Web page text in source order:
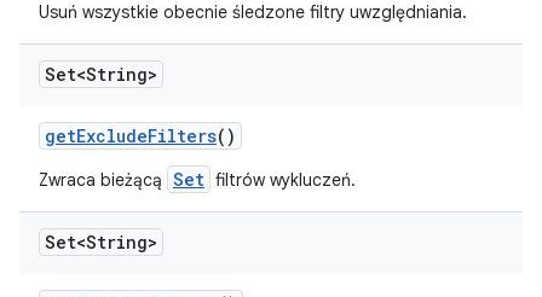
Usuń wszystkie obecnie śledzone filtry uwzględniania.
Set<String>
getExcludeFilters()
Zwraca bieżącą Set filtrów wykluczeń.
Set<String>